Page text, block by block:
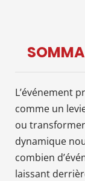
L’événement
comme un
ou
dynamique
combien
laissant